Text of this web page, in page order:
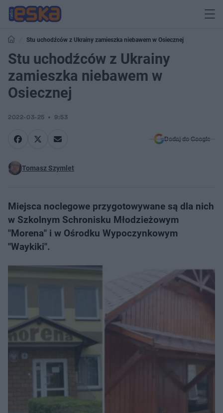
Stu uchodźców z Ukrainy zamieszka niebawem w Osiecznej
Stu uchodźców z Ukrainy
zamieszka niebawem w
Osiecznej
2022-03-25 9:53
Dodaj do Google
Tomasz Szymlet
Miejsca noclegowe przygotowywane są dla nich
w Szkolnym Schronisku Młodzieżowym
"Morena" i w Ośrodku Wypoczynkowym
"Waykiki".